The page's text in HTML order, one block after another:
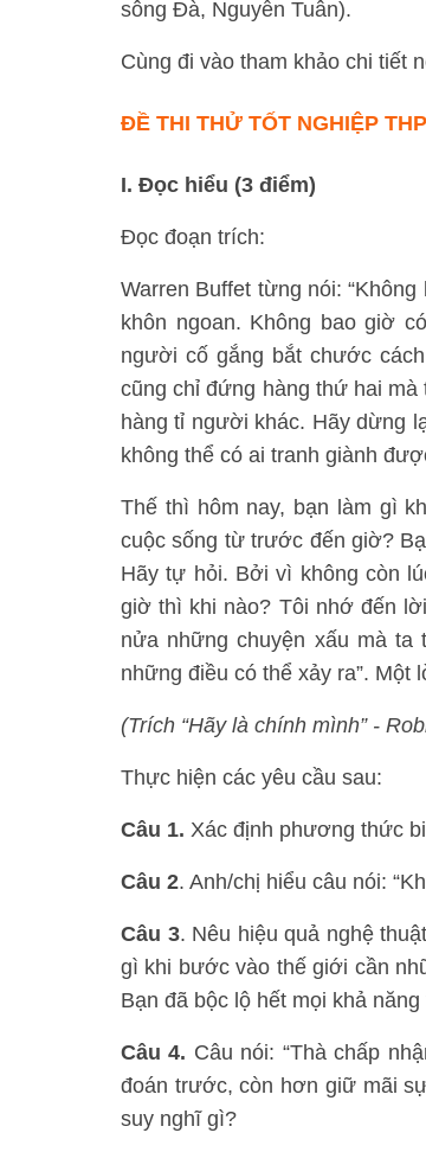
sông Đà, Nguyễn Tuân).
Cùng đi vào tham khảo chi tiết
ĐỀ THI THỬ TỐT NGHIỆP
I. Đọc hiểu (3 điểm)
Đọc đoạn trích:
Warren Buffet từng nói:
khôn ngoan. Không bao giờ
người cố gắng bắt chước
cũng chỉ đứng hàng thứ hai
hàng tỉ người khác. Hãy dừng
không thể có ai tranh giành
Thế thì hôm nay, bạn làm gì
cuộc sống từ trước đến giờ?
Hãy tự hỏi. Bởi vì không còn
giờ thì khi nào? Tôi nhớ đến
nửa những chuyện xấu mà
những điều có thể xảy ra”. Một
(Trích “Hãy là chính mình” -
Thực hiện các yêu cầu sau:
Câu 1. Xác định phương thức
Câu 2. Anh/chị hiểu câu nói:
Câu 3. Nêu hiệu quả nghệ
gì khi bước vào thế giới cần
Bạn đã bộc lộ hết mọi khả
Câu 4. Câu nói: “Thà chấp
đoán trước, còn hơn giữ mãi
suy nghĩ gì?